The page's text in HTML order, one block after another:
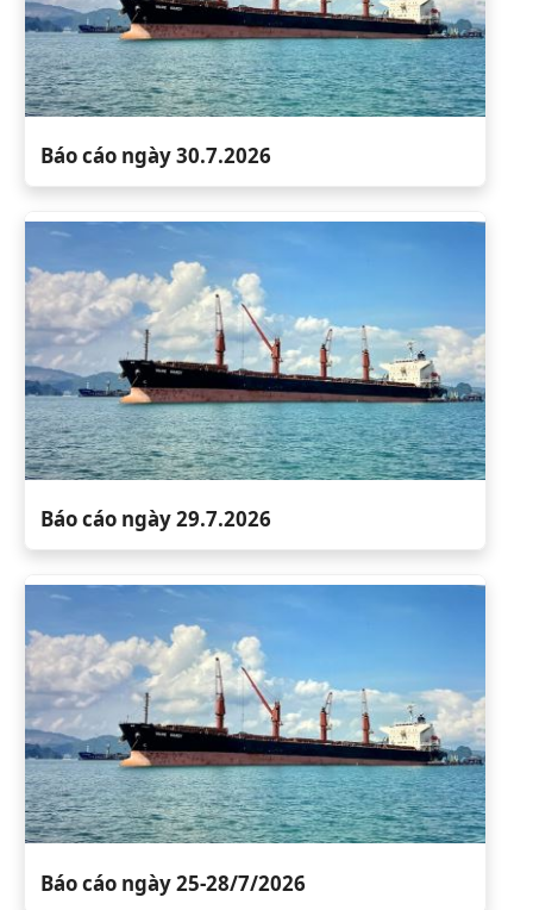
Báo cáo ngày 30.7.2026
Báo cáo ngày 29.7.2026
Báo cáo ngày 25-28/7/2026